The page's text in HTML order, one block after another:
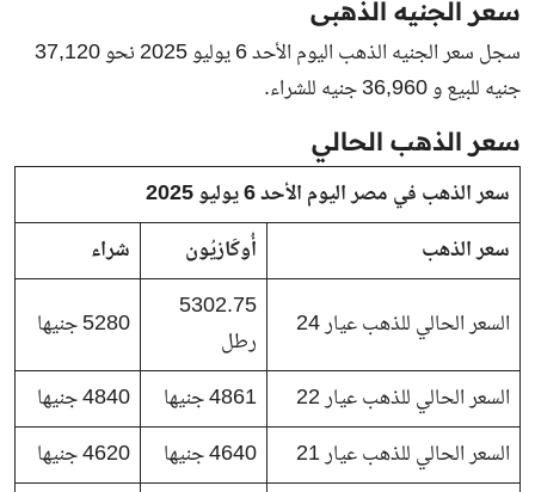
سعر الجنيه الذهبى
سجل سعر الجنيه الذهب اليوم الأحد 6 يوليو 2025 نحو 37,120
جنيه للبيع و 36,960 جنيه للشراء.
سعر الذهب الحالي
سعر الذهب في مصر اليوم الأحد 6 يوليو 2025
سعر الذهب
أُوكَازيُون شراء
السعر الحالي للذهب عيار 24
5302.75
رطل
5280 جنيها
السعر الحالي للذهب عيار 22 4861 جنيها
4840 جنيها
السعر الحالي للذهب عيار 21
4640 جنيها 4620 جنيها